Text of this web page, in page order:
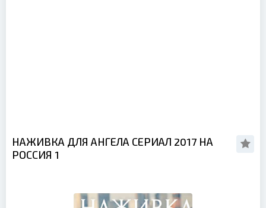
НАЖИВКА ДЛЯ АНГЕЛА СЕРИАЛ 2017 НА
РОССИЯ 1